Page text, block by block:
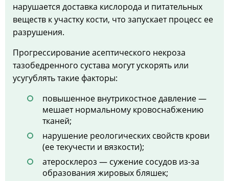
нарушается доставка кислорода и питательных
веществ к участку кости, что запускает процесс ее
разрушения.
Прогрессирование асептического некроза
тазобедренного сустава могут ускорять или
усугублять такие факторы:
повышенное внутрикостное давление —
мешает нормальному кровоснабжению
тканей;
нарушение реологических свойств крови
(ее текучести и вязкости);
атеросклероз — сужение сосудов из-за
образования жировых бляшек;